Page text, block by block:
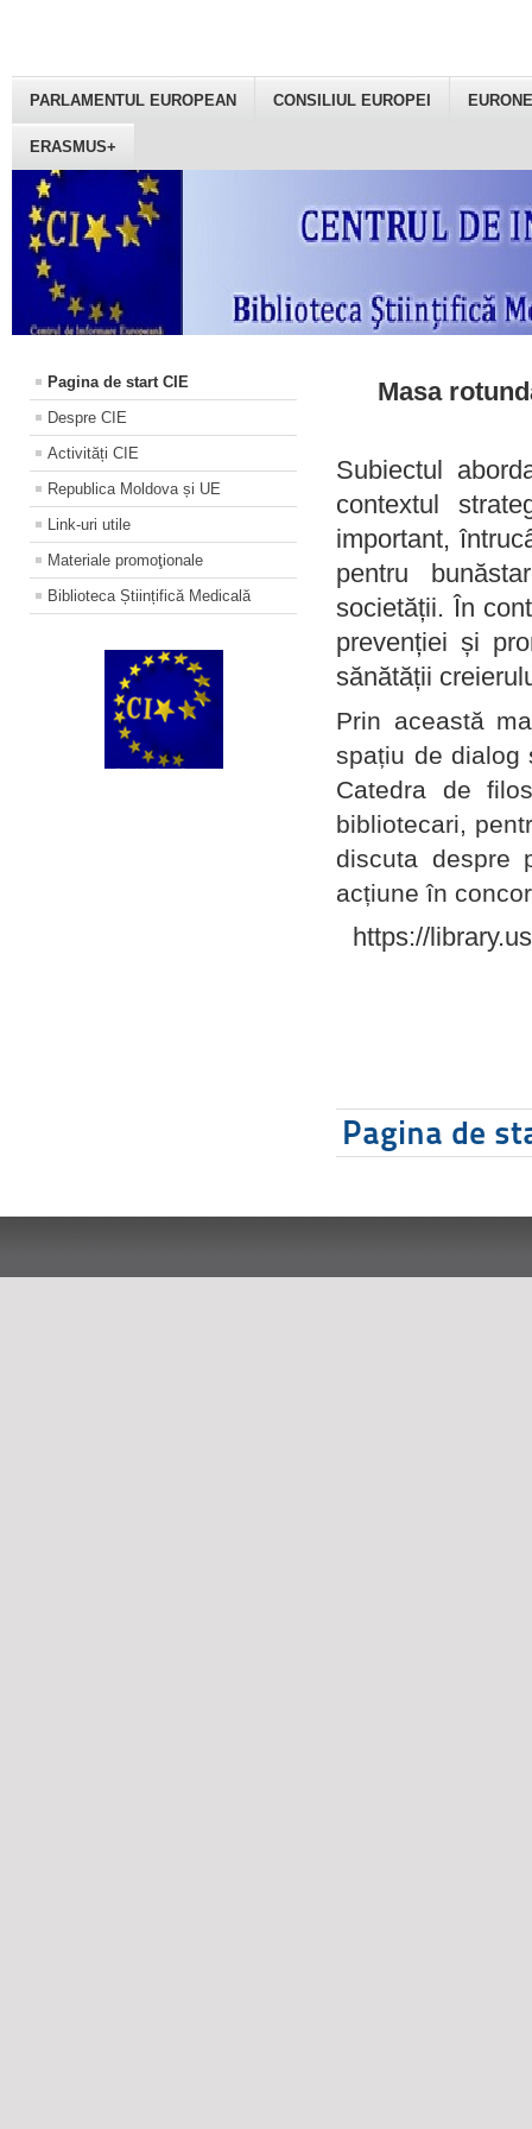
PARLAMENTUL EUROPEAN CONSILIUL EUROPEI
ERASMUS+
Pagina de start CIE
Despre CIE
Activități CIE
Republica Moldova și UE
Link-uri utile
Materiale promoţionale
Biblioteca Științifică Medicală
Masa
Subiectul
contextul
important,
pentru
societății. În
prevenției și
sănătății
Prin această
spațiu de dialog
Catedra de
bibliotecari,
discuta despre
acțiune în
https://
Pagina de